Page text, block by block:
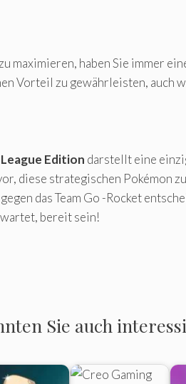
maximieren, haben Sie immer
Vorteil zu gewährleisten, auch
Edition darstellt eine
diese strategischen Pokémon
das Team Go -Rocket
bereit sein!
Sie auch